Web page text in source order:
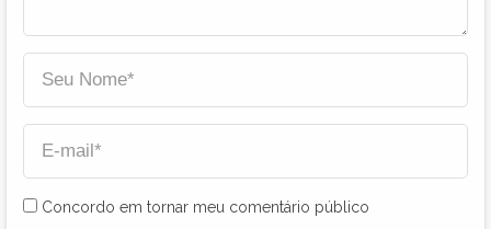
Concordo em tornar meu comentário público